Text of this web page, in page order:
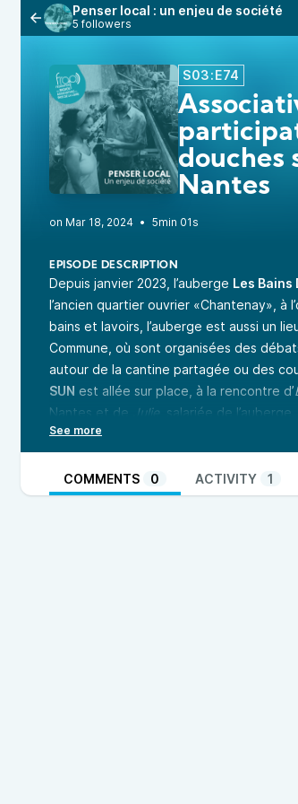
Penser local : un enjeu de société
5 followers
S03:E74
douches
Nantes
• 5min 01s
EPISODE DESCRIPTION
Depuis janvier 2023, l’auberge Les Bains
l’ancien quartier ouvrier «Chantenay», à
bains et lavoirs, l’auberge est aussi un
Commune, où sont organisées des
autour de la cantine partagée ou des
SUN est allée sur place, à la rencontre d’
Nantes et de
Julie , salariée de l’auberge.
Pour en savoir plus, rendez-vous sur
Penser local : un enjeu de sociétéest
associatives en Pays de la Loire. Une
travers la diffusion de reportages
COMMENTS 0 ACTIVITY 1